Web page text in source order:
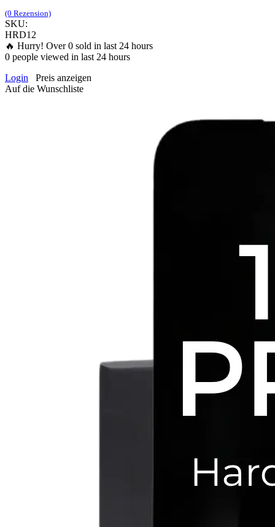
(0 Rezension)
SKU:
HRD12
🔥 Hurry! Over0 sold in last 24 hours
0 people viewed in last 24 hours
Login
Preis anzeigen
Auf die Wunschliste